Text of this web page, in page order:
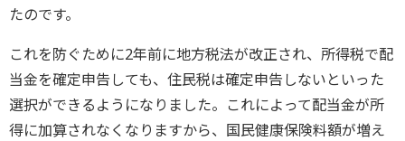
たのです。
これを防ぐために2年前に地方税法が改正され、所得税で配
当金を確定申告しても、住民税は確定申告しないといった
選択ができるようになりました。これによって配当金が所
得に加算されなくなりますから、国民健康保険料額が増え